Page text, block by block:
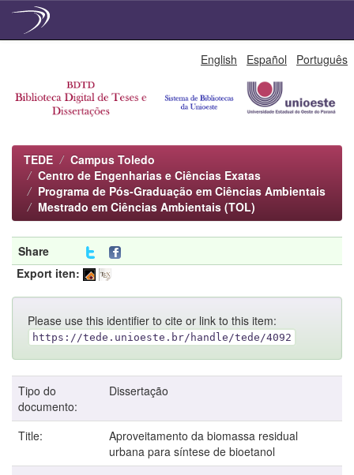
English Español Português
TEDE
Campus Toledo
Centro de Engenharias e Ciências Exatas
Programa de Pós-Graduação em Ciências Ambientais
Mestrado em Ciências Ambientais (TOL)
Share
Export iten:
Please use this identifier to cite or link to this item:
https://tede.unioeste.br/handle/tede/4092
Tipo do
documento:
Dissertação
Title:
Aproveitamento da biomassa residual
urbana para síntese de bioetanol